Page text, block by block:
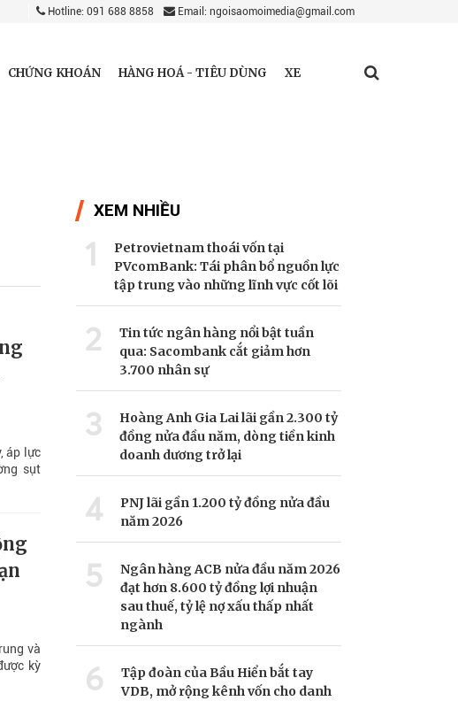
Hotline: 091 688 8858 Email: ngoisaomoimedia@gmail.com
CHỨNG KHOÁN HÀNG HOÁ - TIÊU DÙNG XE
áp lực
sụt
và
kỳ
XEM NHIỀU
1
Petrovietnam thoái vốn tại
PVcomBank: Tái phân bổ nguồn lực
tập trung vào những lĩnh vực cốt lõi
2
Tin tức ngân hàng nổi bật tuần
qua: Sacombank cắt giảm hơn
3.700 nhân sự
3
Hoàng Anh Gia Lai lãi gần 2.300 tỷ
đồng nửa đầu năm, dòng tiền kinh
doanh dương trở lại
4
PNJ lãi gần 1.200 tỷ đồng nửa đầu
năm 2026
5
Ngân hàng ACB nửa đầu năm 2026
đạt hơn 8.600 tỷ đồng lợi nhuận
sau thuế, tỷ lệ nợ xấu thấp nhất
ngành
6
Tập đoàn của Bầu Hiển bắt tay
VDB, mở rộng kênh vốn cho danh